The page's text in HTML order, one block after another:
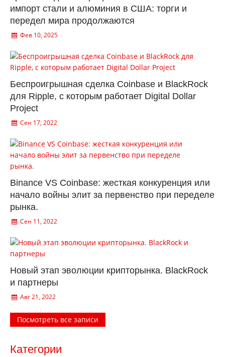
импорт стали и алюминия в США: торги и
передел мира продолжаются
Фев 10, 2025
Беспроигрышная сделка Coinbase и BlackRock
для Ripple, с которым работает Digital Dollar
Project
Сен 17, 2022
Binance VS Coinbase: жесткая конкуренция или
начало войны элит за первенство при переделе
рынка.
Сен 11, 2022
Новый этап эволюции крипторынка. BlackRock
и партнеры
Авг 21, 2022
Посмотреть все записи
Категории